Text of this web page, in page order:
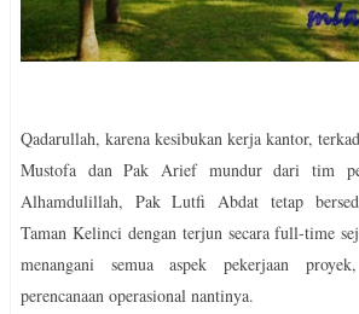
Qadarullah, karena kesibukan kerja kantor,
Mustofa dan Pak Arief mundur dari tim
Alhamdulillah, Pak Lutfi Abdat tetap
Taman Kelinci dengan terjun secara full-time
menangani semua aspek pekerjaan
perencanaan operasional nantinya.